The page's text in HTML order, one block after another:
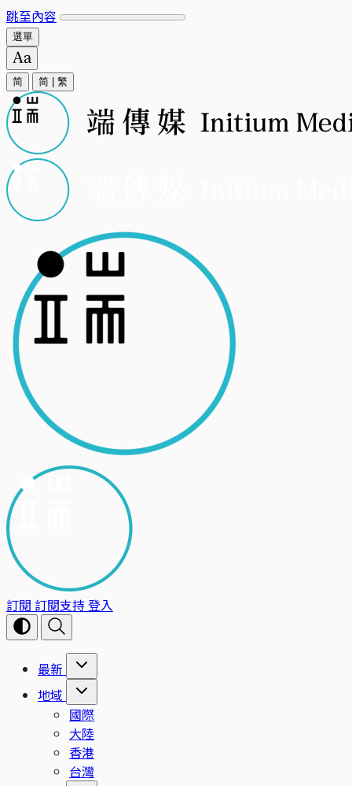
跳至內容
選單
简 简 繁
訂閱 訂閱支持登入
最新
地域
國際
大陸
香港
台灣